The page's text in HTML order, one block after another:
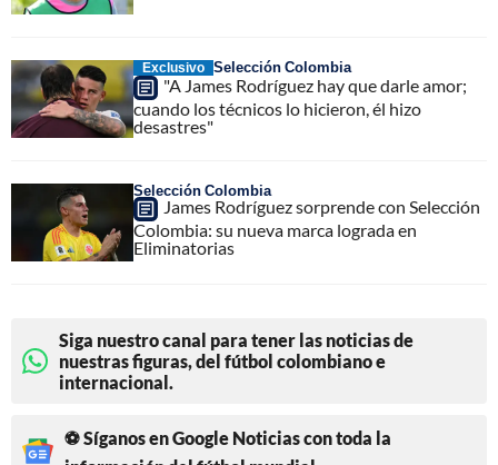
Exclusivo Selección Colombia
"A James Rodríguez hay que darle amor;
cuando los técnicos lo hicieron, él hizo
desastres"
Selección Colombia
James Rodríguez sorprende con Selección
Colombia: su nueva marca lograda en
Eliminatorias
Siga nuestro canal para tener las noticias de
nuestras figuras, del fútbol colombiano e
internacional.
⚽ Síganos en Google Noticias con toda la